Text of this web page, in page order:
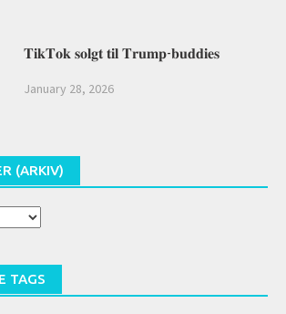
𝐓𝐢𝐤𝐓𝐨𝐤 𝐬𝐨𝐥𝐠𝐭 𝐭𝐢𝐥 𝐓𝐫𝐮𝐦𝐩-𝐛𝐮𝐝𝐝𝐢𝐞𝐬
January 28, 2026
(ARKIV)
TAGS